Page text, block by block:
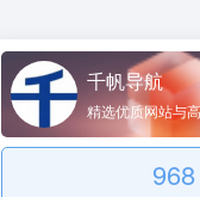
千帆导航
968